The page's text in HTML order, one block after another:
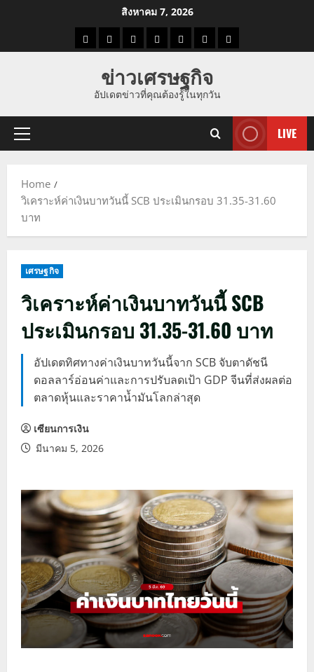
สิงหาคม 7, 2026
ราคาแนว
ราคา
ทอง
ข่าว
นี้
ข่าว
ดูด
ที่
ผู้ชาย
ข่าวเศรษฐกิจ
อัปเดตข่าวที่คุณต้องรู้ในทุกวัน
Primary
LIVE
Home
วิเคราะห์ค่าเงินบาทวันนี้ SCB ประเมินกรอบ 31.35-31.60
บาท
เศรษฐกิจ
วิเคราะห์ค่าเงินบาทวันนี้ SCB
ประเมินกรอบ 31.35-31.60 บาท
อัปเดตทิศทางค่าเงินบาทวันนี้จาก SCB จับตาดัชนี
ดอลลาร์อ่อนค่าและการปรับลดเป้า GDP จีนที่ส่งผลต่อ
ตลาดหุ้นและราคาน้ำมันโลกล่าสุด
เซียนการเงิน
มีนาคม 5, 2026